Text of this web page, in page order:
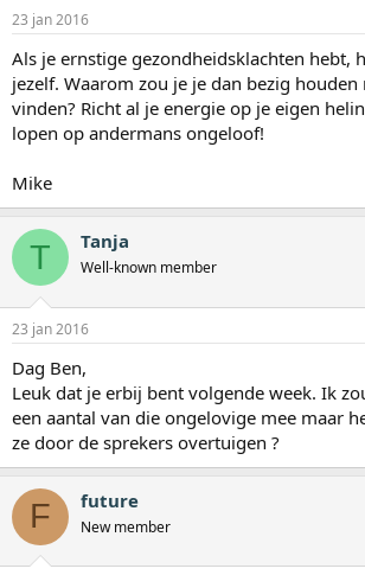
23 jan 2016
Als je ernstige gezondheidsklachten hebt,
jezelf. Waarom zou je je dan bezig
vinden? Richt al je energie op je eigen
lopen op andermans ongeloof!
Mike
T Tanja
Well-known member
23 jan 2016
Dag Ben,
Leuk dat je erbij bent volgende week. Ik
een aantal van die ongelovige mee maar
ze door de sprekers overtuigen ?
F future
New member